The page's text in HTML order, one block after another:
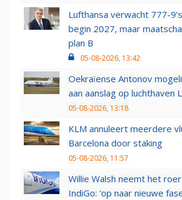
Lufthansa verwacht 777-
begin 2027, maar
plan B
05-08-2026, 13:42
Oekraïense Antonov
aan aanslag op luchthaven
05-08-2026, 13:18
KLM annuleert meerdere
Barcelona door staking
05-08-2026, 11:57
Willie Walsh neemt het
IndiGo: 'op naar nieuwe